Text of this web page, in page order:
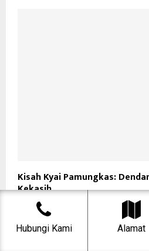
Kisah Kyai Pamungkas:
Kekasih
Hubungi Kami Alamat